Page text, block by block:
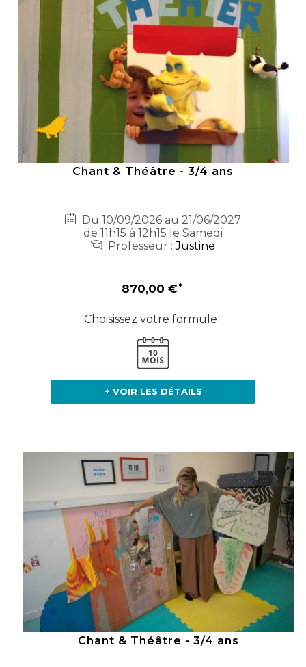
Chant & Théâtre - 3/4 ans
Du 10/09/2026 au 21/06/2027
de 11h15 à 12h15 le Samedi
Professeur :Justine
870,00 €
Choisissez votre formule :
+ VOIR LES DÉTAILS
Chant & Théâtre - 3/4 ans